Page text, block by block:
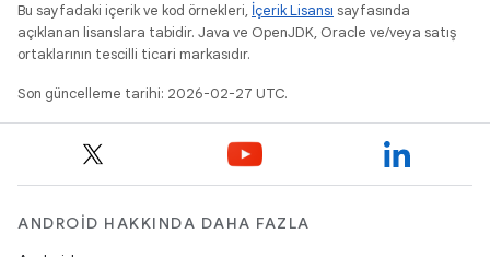
Bu sayfadaki içerik ve kod örnekleri, İçerik Lisansı sayfasında
açıklanan lisanslara tabidir. Java ve OpenJDK, Oracle ve/veya satış
ortaklarının tescilli ticari markasıdır.
Son güncelleme tarihi: 2026-02-27 UTC.
ANDROID HAKKINDA DAHA FAZLA